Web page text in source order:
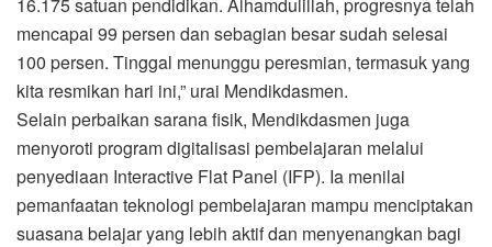
mencapai 99 persen dan sebagian besar sudah selesai
100 persen. Tinggal menunggu peresmian, termasuk yang
kita resmikan hari ini,” urai Mendikdasmen.
Selain perbaikan sarana fisik, Mendikdasmen juga
menyoroti program digitalisasi pembelajaran melalui
penyediaan Interactive Flat Panel (IFP). Ia menilai
pemanfaatan teknologi pembelajaran mampu menciptakan
suasana belajar yang lebih aktif dan menyenangkan bagi